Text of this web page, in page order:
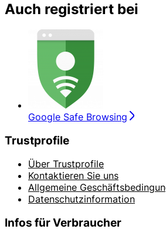
Auch registriert bei
Google Safe Browsing
Trustprofile
Über Trustprofile
Kontaktieren Sie uns
Allgemeine
Datenschutzinformation
Infos für Verbraucher